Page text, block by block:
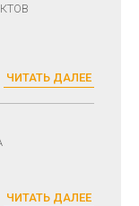
ЧИТАТЬ ДАЛЕЕ
ЧИТАТЬ ДАЛЕЕ